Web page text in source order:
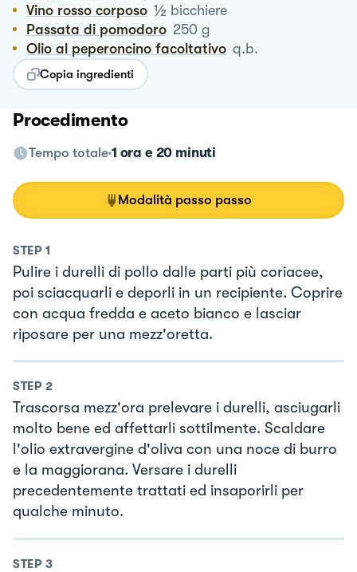
Vino rosso corposo ½ bicchiere
Passata di pomodoro 250 g
Olio al peperoncino facoltativo q.b.
Copia ingredienti
Procedimento
Tempo totale 1 ora e 20 minuti
Modalità passo passo
STEP 1
Pulire i durelli di pollo dalle parti più coriacee,
poi sciacquarli e deporli in un recipiente. Coprire
con acqua fredda e aceto bianco e lasciar
riposare per una mezz'oretta.
STEP 2
Trascorsa mezz'ora prelevare i durelli, asciugarli
molto bene ed affettarli sottilmente. Scaldare
l'olio extravergine d'oliva con una noce di burro
e la maggiorana. Versare i durelli
precedentemente trattati ed insaporirli per
qualche minuto.
STEP 3